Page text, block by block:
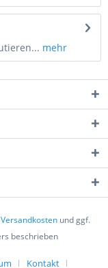
mehr
Versandkosten und ggf.
beschrieben
Kontakt